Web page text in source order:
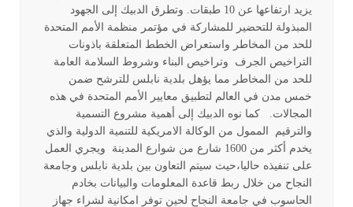
يزيد ارتفاعها عن 10 طبقات. وتطرق الدبيك إلى الجهود
المبذولة للتحضير للمشاركة في مؤتمر منظمة الأمم المتحدة
للحد من المخاطر واستعراض الخطط المتعلقة باذونات
التراخيص الجرف وتراخيص البناء وشروط السلامة العامة
للحد من المخاطر مما يؤهل بلدية نابلس للترشح ضمن
خمس مدن في العالم لتطبيق معايير الأمم المتحدة في هذه
المجالات. كما نوه الدبيك إلى أهمية مشروع التسمية
والترقيم الممول من الوكالة الامريكية للتنمية الدولية والذي
يخدم أكثر من 1600 شارع من شوارع المدينة ويجري العمل
على تنفيذه حاليا،حيث سيتم التعاون بين بلدية نابلس وجامعة
النجاح من خلال ربط قاعدة المعلومات والبيانات بخادم
الحاسوب في جامعة النجاح لحين توفر امكانية لشراء جهاز